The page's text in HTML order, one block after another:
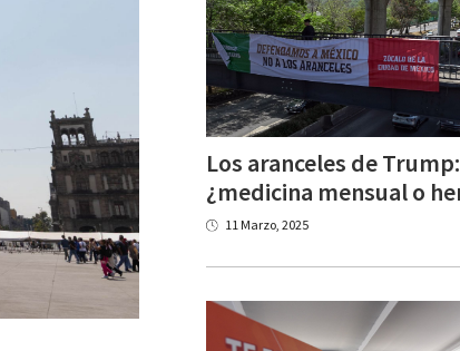
Los aranceles de Trump:
11 Marzo, 2025